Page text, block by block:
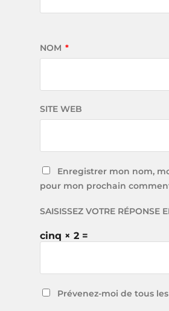
NOM *
SITE WEB
Enregistrer mon nom,
pour mon prochain
SAISISSEZ VOTRE RÉPONSE
cinq × 2 =
Prévenez-moi de tous